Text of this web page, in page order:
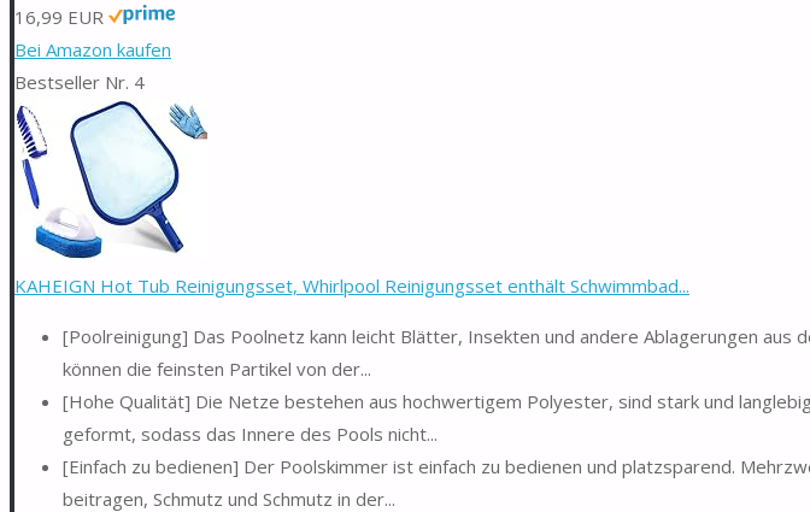
16,99 EUR
Bei Amazon kaufen
Bestseller Nr. 4
KAHEIGN Hot Tub Reinigungsset, Whirlpool Reinigungsset enthält Schwimmbad...
[Poolreinigung] Das Poolnetz kann leicht Blätter, Insekten und andere Ablagerungen aus
können die feinsten Partikel von der...
[Hohe Qualität] Die Netze bestehen aus hochwertigem Polyester, sind stark und
geformt, sodass das Innere des Pools nicht...
[Einfach zu bedienen] Der Poolskimmer ist einfach zu bedienen und platzsparend.
beitragen, Schmutz und Schmutz in der...